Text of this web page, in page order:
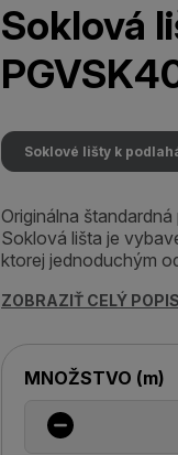
Soklová
Soklové lišty k
Originálna
Soklová lišta je
ktorej jednoduchým
ZOBRAZIŤ CELÝ
MNOŽSTVO (m)